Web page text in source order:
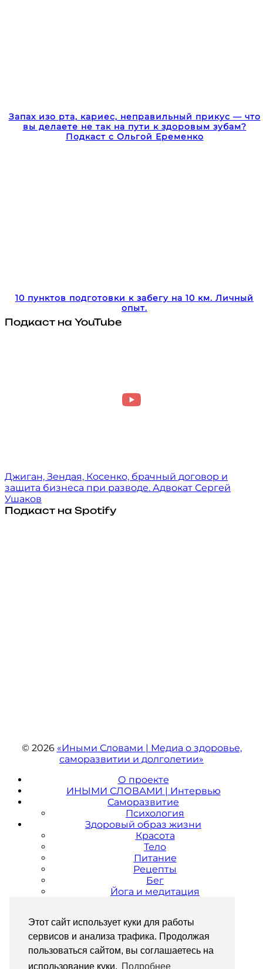
Этот сайт использует куки для работы
сервисов и анализа трафика. Продолжая
пользоваться сайтом, вы соглашаетесь на
использование куки. Подробнее
Запах изо рта, кариес, неправильный прикус — что
вы делаете не так на пути к здоровым зубам?
Подкаст с Ольгой Еременко
10 пунктов подготовки к забегу на 10 км. Личный
опыт.
Подкаст на YouTube
Джиган, Зендая, Косенко, брачный договор и
защита бизнеса при разводе. Адвокат Сергей
Ушаков
Подкаст на Spotify
© 2026 «Иными Словами | Медиа о здоровье,
саморазвитии и долголетии»
О проекте
ИНЫМИ СЛОВАМИ | Интервью
Саморазвитие
Психология
Здоровый образ жизни
Красота
Тело
Питание
Рецепты
Бег
Йога и медитация
путешествия
Культура и искусство
Музеи и выставки